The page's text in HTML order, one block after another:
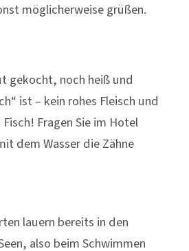
möglicherweise grüßen.
gekocht, noch heiß und
ist – kein rohes Fleisch und
Fragen Sie im Hotel
dem Wasser die Zähne
lauern bereits in den
also beim Schwimmen